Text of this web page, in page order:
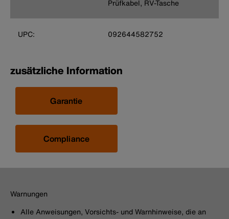
Prüfkabel, RV-Tasche
UPC: 092644582752
zusätzliche Information
Garantie
Compliance
Warnungen
Alle Anweisungen, Vorsichts- und Warnhinweise, die an